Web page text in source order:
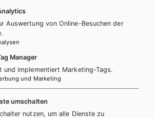
LEHRERSERVICE
Gettinger
+ 43 1 403 77 77 164
elisabeth.gettinger@hpt.at
Auswertung von Online-Besuchen der
Manager
und implementiert Marketing-Tags.
und Marketing
umschalten
nutzen, um alle Dienste zu